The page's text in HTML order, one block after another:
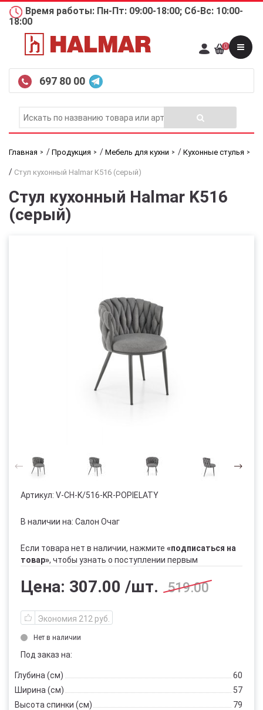
Время работы: Пн-Пт: 09:00-18:00; Сб-Вс: 10:00-
18:00
697 80 00
0
Главная / Продукция / Мебель для кухни / Кухонные стулья
/ Стул кухонный Halmar K516 (серый)
Стул кухонный Halmar K516
(серый)
Артикул: V-CH-K/516-KR-POPIELATY
В наличии на: Салон Очаг
Если товара нет в наличии, нажмите «подписаться на
товар», чтобы узнать о поступлении первым
Цена: 307.00 /шт. 519.00
Экономия 212 руб.
Нет в наличии
Под заказ на:
Глубина (см)
60
Ширина (см)
57
Высота спинки (см)
79